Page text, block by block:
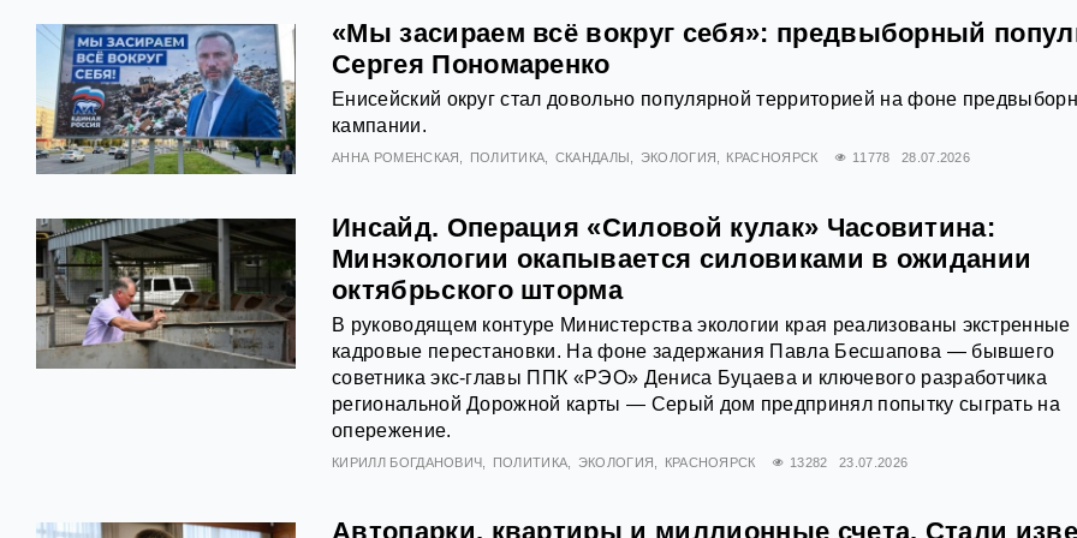
«Мы засираем всё вокруг себя»: предвыборный
Сергея Пономаренко
Енисейский округ стал довольно популярной территорией на фоне
кампании.
АННА РОМЕНСКАЯ ПОЛИТИКА СКАНДАЛЫ ЭКОЛОГИЯ КРАСНОЯРСК 11778 28.07.2026
Инсайд. Операция «Силовой кулак» Часовитина:
Минэкологии окапывается силовиками в ожидании
октябрьского шторма
В руководящем контуре Министерства экологии края реализованы экстренные
кадровые перестановки. На фоне задержания Павла Бесшапова — бывшего
советника экс-главы ППК «РЭО» Дениса Буцаева и ключевого разработчика
региональной Дорожной карты — Серый дом предпринял попытку сыграть на
опережение.
КИРИЛЛ БОГДАНОВИЧ ПОЛИТИКА ЭКОЛОГИЯ КРАСНОЯРСК 13282 23.07.2026
Автопарки, квартиры и миллионные счета. Стали